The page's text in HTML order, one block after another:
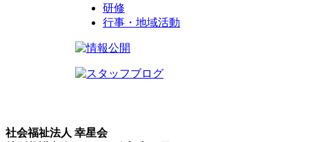
研修
行事・地域活動
社会福祉法人 幸星会